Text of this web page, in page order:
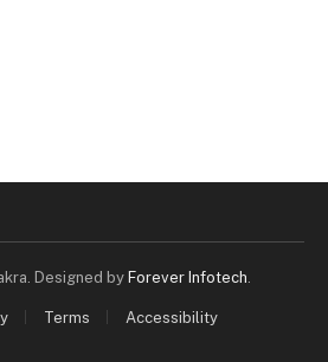
Designed by Forever Infotech
Terms Accessibility